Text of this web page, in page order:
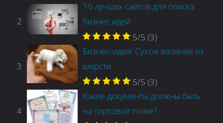
2
16 лучших сайтов для поиска
бизнес идей
5/5 (3)
3
Бизнес-идея: Сухое валяние из
шерсти
5/5 (3)
4
Какие документы должны быть
на торговой точке?